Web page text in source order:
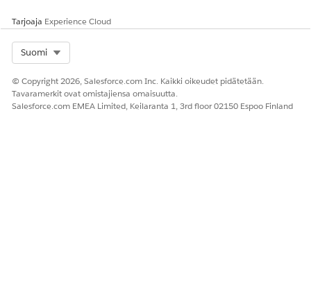
RATKAISIKO TÄMÄ ARTIKKELI ONGELMASI?
Anna palautetta, jotta voimme kehittyä!
Kyllä Ei
Tarjoaja Experience Cloud
Suomi
© Copyright 2026, Salesforce.com Inc. Kaikki oikeudet pidätetään.
Tavaramerkit ovat omistajiensa omaisuutta.
Salesforce.com EMEA Limited, Keilaranta 1, 3rd floor 02150 Espoo Finland